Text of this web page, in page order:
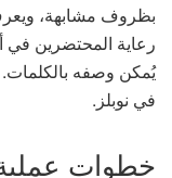
بظروف مشابهة،
رعاية المحتضرين
يُمكن وصفه
في نوبلز.
خطوات عملية